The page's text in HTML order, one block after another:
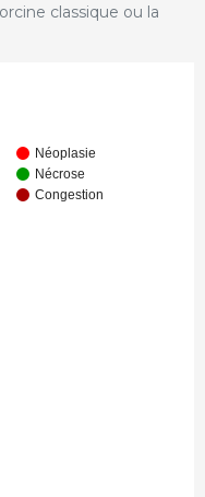
classique ou la
Néoplasie
Nécrose
Congestion